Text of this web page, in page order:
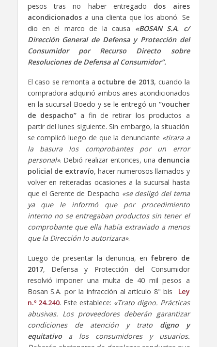
pesos tras no haber entregado dos aires
acondicionadosa una clienta que los abonó. Se
dio en el marco de la causa «BOSAN S.A. c/
Dirección General de Defensa y Protección del
Consumidor por Recurso Directo sobre
Resoluciones de Defensa al Consumidor”.
El caso se remonta a octubre de 2013, cuando la
compradora adquirió ambos aires acondicionados
en la sucursal Boedo y se le entregó un “voucher
de despacho”a fin de retirar los productos a
partir del lunes siguiente. Sin embargo, la situación
se complicó luego de que la denunciante «tirara a
la basura los comprobantes por un error
personal». Debió realizar entonces, una denuncia
policial de extravío, hacer numerosos llamados y
volver en reiteradas ocasiones a la sucursal hasta
que el Gerente de Despacho «se desligó del tema
ya que le informó que por procedimiento
interno no se entregaban productos sin tener el
comprobante que ella había extraviado a menos
que la Dirección lo autorizara».
Luego de presentar la denuncia, en febrero de
2017, Defensa y Protección del Consumidor
resolvió imponer una multa de 40 mil pesos a
Bosan S.A. por la infracción al artículo 8º bis
Ley
n.º 24.240. Este establece: «Trato digno. Prácticas
abusivas. Los proveedores deberán garantizar
condiciones de atención y trato digno y
equitativoa los consumidores y usuarios.